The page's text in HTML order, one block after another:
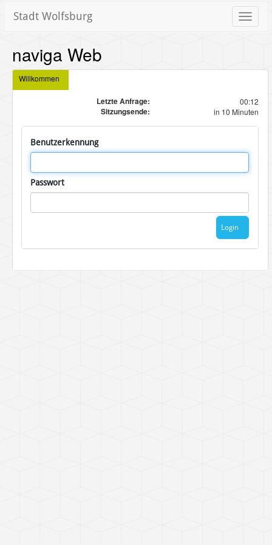
Toggle
Stadt Wolfsburg
naviga Web
Willkommen
Letzte Anfrage: 00:12
Sitzungsende: in 10 Minuten
Benutzerkennung
Passwort